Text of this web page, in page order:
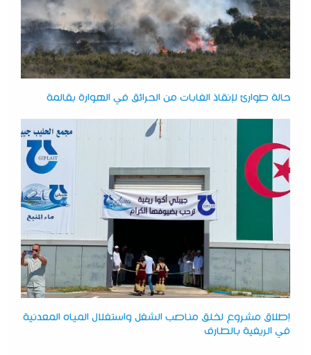
حالة طوارئ لإنقاذ الغابات من الحرائق في الهوارة بقالمة
إطلاق مشروع لخلق مناصب الشغل واستغلال المياه المعدنية
في الريغية بالطارف